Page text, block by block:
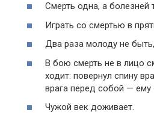
Смерть одна, а болезней
Играть со смертью в
Два раза молоду не
В бою смерть не в лицо
ходит: повернул спину
врага перед собой — ему
Чужой век доживает.